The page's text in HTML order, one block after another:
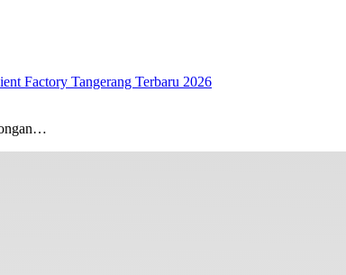
Factory Tangerang Terbaru 2026